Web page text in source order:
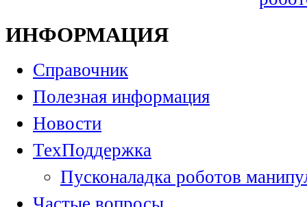
ИНФОРМАЦИЯ
Справочник
Полезная информация
Новости
ТехПоддержка
Пусконаладка роботов